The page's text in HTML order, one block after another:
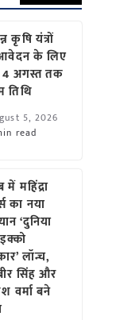
कृषि यंत्रों
के लिए
अगस्त तक
तिथि
5, 2026
read
में महिंद्रा
का नया
‘दुनिया
लॉन्च,
सिंह और
वर्मा बने